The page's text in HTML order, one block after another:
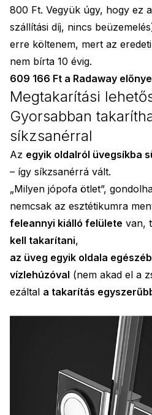
800 Ft. Vegyük úgy, hogy ez
szállítási díj, nincs
erre költenem, mert az
nem bírta 10 évig.
609 166 Ft a Radaway
Megtakarítási
Gyorsabban
síkzsanérral
Az egyik oldalról üvegsíkba
– így síkzsanérrá vált.
„Milyen jópofa ötlet”,
nemcsak az esztétikumra
feleannyi kiálló felülete van,
kell takarítani,
az üveg egyik oldala
vízlehúzóval (nem akad el a
ezáltal a takarítás